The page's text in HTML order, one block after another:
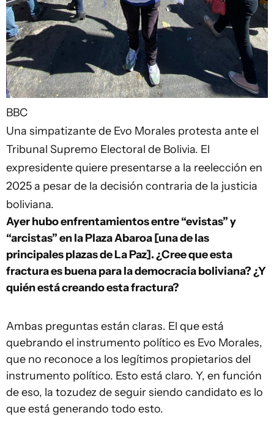
BBC
Una simpatizante de Evo Morales protesta ante el
Tribunal Supremo Electoral de Bolivia. El
expresidente quiere presentarse a la reelección en
2025 a pesar de la decisión contraria de la justicia
boliviana.
Ayer hubo enfrentamientos entre “evistas” y
“arcistas” en la Plaza Abaroa [una de las
principales plazas de La Paz]. ¿Cree que esta
fractura es buena para la democracia boliviana? ¿Y
quién está creando esta fractura?
Ambas preguntas están claras. El que está
quebrando el instrumento político es Evo Morales,
que no reconoce a los legítimos propietarios del
instrumento político. Esto está claro. Y, en función
de eso, la tozudez de seguir siendo candidato es lo
que está generando todo esto.